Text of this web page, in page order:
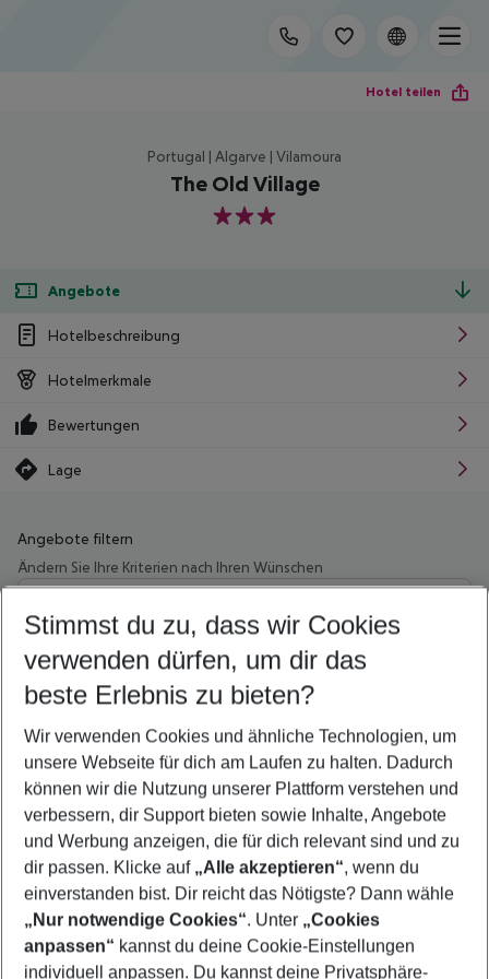
Hotel teilen
Portugal | Algarve | Vilamoura
The Old Village
3
Angebote
Hotelbeschreibung
Hotelmerkmale
Bewertungen
Lage
Angebote filtern
Ändern Sie Ihre Kriterien nach Ihren Wünschen
Beliebiger Abflughafen
Wähle deinen Reisezeitraum
5-8 Nächte
2 Erwachsene Keine Kinder
Mehr Filter anzeigen
Footer
Footer navigation
Stimmst du zu, dass wir Cookies
verwenden dürfen, um dir das
beste Erlebnis zu bieten?
Wir verwenden Cookies und ähnliche Technologien, um
unsere Webseite für dich am Laufen zu halten. Dadurch
können wir die Nutzung unserer Plattform verstehen und
verbessern, dir Support bieten sowie Inhalte, Angebote
und Werbung anzeigen, die für dich relevant sind und zu
dir passen. Klicke auf „Alle akzeptieren“, wenn du
einverstanden bist. Dir reicht das Nötigste? Dann wähle
„Nur notwendige Cookies“. Unter „Cookies
anpassen“ kannst du deine Cookie-Einstellungen
individuell anpassen. Du kannst deine Privatsphäre-